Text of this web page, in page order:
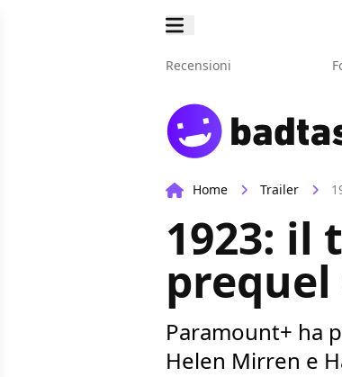
Recensioni
Home Trailer
1923: il
Paramount+ ha
Helen Mirren e